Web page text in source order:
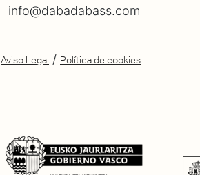
info@dabadabass.com
Aviso Legal / Política de cookies